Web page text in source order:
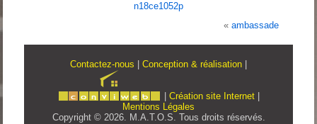
n18ce1052p
« ambassade
Contactez-nous Conception & réalisation
Création site Internet
Mentions Légales
Copyright © 2026. M.A.T.O.S. Tous droits réservés.